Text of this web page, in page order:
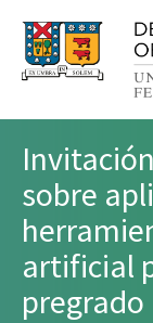
sobre
artificial
pregrado